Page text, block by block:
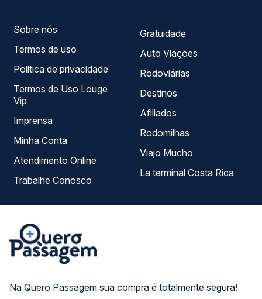
Na Quero Passagem sua compra é totalmente segura!
Sobre nós
Termos de uso
Política de privacidade
Termos de Uso Louge
Vip
Imprensa
Minha Conta
Atendimento Online
Trabalhe Conosco
Gratuidade
Auto Viações
Rodoviárias
Destinos
Afiliados
Rodomilhas
Viajo Mucho
La terminal Costa Rica